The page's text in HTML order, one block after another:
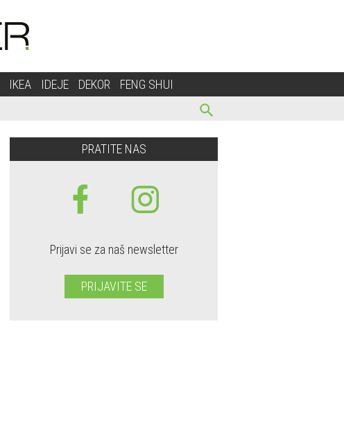
IKEA IDEJE DEKOR
FENG SHUI
PRATITE NAS
Prijavi se za naš newsletter
PRIJAVITE SE